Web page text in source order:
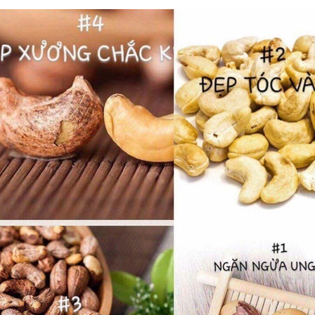
Tết 2021 không lo
sẻ cách ăn hạt điều
lo béo
Đán là những ngày mọi
sau một năm nỗ lực làm
gian rất tốt để thư giãn,
Giải đáp: Nếu ăn hạt điều rang muối
vào buổi tối có gây tăng cân không?
Hướng dẫn cách ăn hạt điều rang
muối đúng cách
CAS Media
Ăn hạt điều thay cho các loại đồ ăn vặt
khác là một ý tưởng tuyệt vời bởi hạt điều